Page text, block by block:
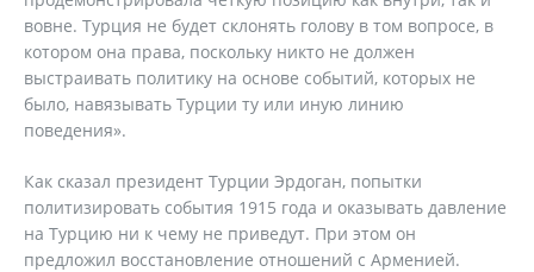
вовне. Турция не будет склонять голову в том вопросе, в
котором она права, поскольку никто не должен
выстраивать политику на основе событий, которых не
было, навязывать Турции ту или иную линию
поведения».
Как сказал президент Турции Эрдоган, попытки
политизировать события 1915 года и оказывать давление
на Турцию ни к чему не приведут. При этом он
предложил восстановление отношений с Арменией.